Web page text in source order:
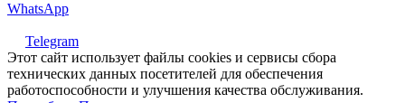
WhatsApp
Telegram
Этот сайт использует файлы cookies и сервисы сбора
технических данных посетителей для обеспечения
работоспособности и улучшения качества обслуживания.